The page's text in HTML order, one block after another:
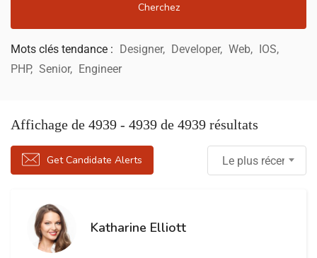
Cherchez
Mots clés tendance : Designer Developer Web
IOS
PHP
Senior Engineer
Affichage de 4939 - 4939 de 4939 résultats
Get Candidate Alerts Le plus récent
Katharine Elliott